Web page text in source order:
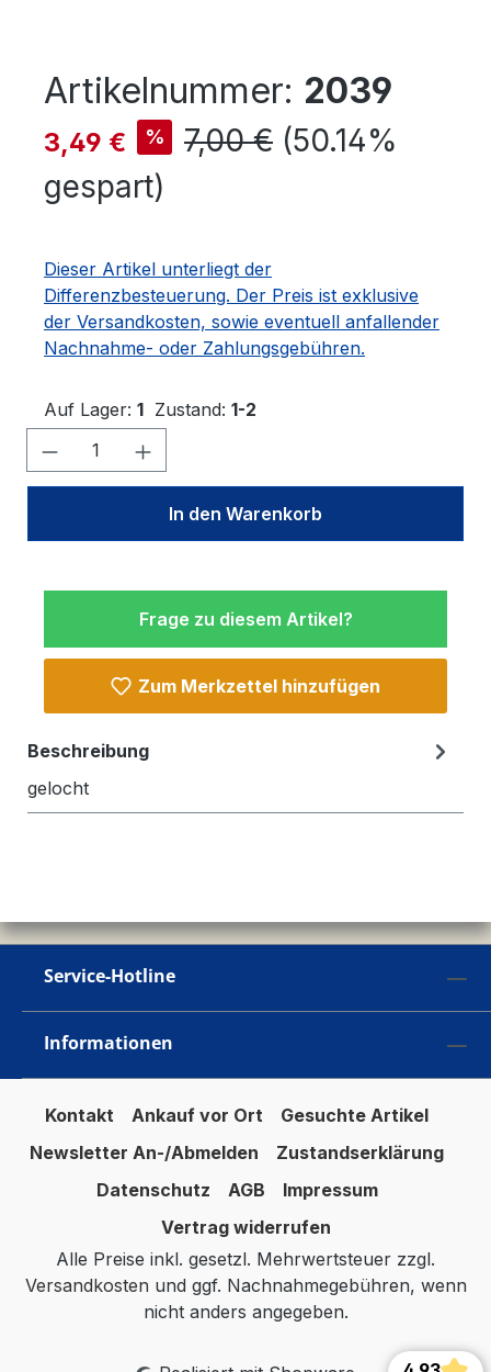
Artikelnummer: 2039
Verkaufspreis:
3,49 € % Regulärer Preis:
7,00 € (50.14%
gespart)
Dieser Artikel unterliegt der
Differenzbesteuerung. Der Preis ist exklusive
der Versandkosten, sowie eventuell anfallender
Nachnahme- oder Zahlungsgebühren.
Auf Lager: 1 Zustand: 1-2
Produkt Anzahl: Gib den
In den Warenkorb
Frage zu diesem Artikel?
Zum Merkzettel hinzufügen
Beschreibung
gelocht
Service-Hotline
Informationen
Kontakt Ankauf vor Ort
Gesuchte Artikel
Newsletter An-/Abmelden
Zustandserklärung
Datenschutz
AGB
Impressum
Vertrag widerrufen
Alle Preise inkl. gesetzl. Mehrwertsteuer zzgl.
Versandkosten und ggf. Nachnahmegebühren, wenn
nicht anders angegeben.